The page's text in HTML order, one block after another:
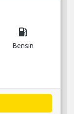
local_gas_station
Bensin